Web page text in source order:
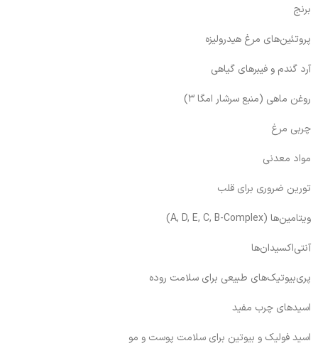
برنج
پروتئین‌های مرغ هیدرولیزه
آرد گندم و فیبرهای گیاهی
روغن ماهی (منبع سرشار امگا ۳)
چربی مرغ
مواد معدنی
تورین ضروری برای قلب
ویتامین‌ها (A, D, E, C, B-Complex)
آنتی‌اکسیدان‌ها
پری‌بیوتیک‌های طبیعی برای سلامت روده
اسیدهای چرب مفید
اسید فولیک و بیوتین برای سلامت پوست و مو